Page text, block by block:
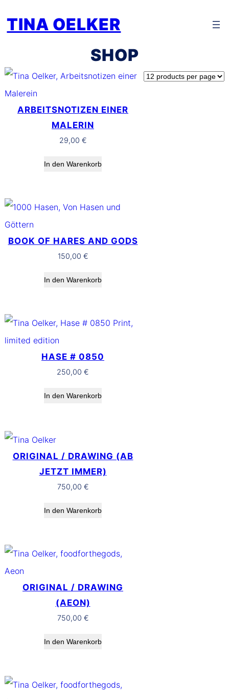
TINA OELKER
SHOP
ARBEITSNOTIZEN EINER
MALERIN
29,00 €
In den Warenkorb
BOOK OF HARES AND GODS
150,00 €
In den Warenkorb
HASE # 0850
250,00 €
In den Warenkorb
ORIGINAL / DRAWING (AB
JETZT IMMER)
750,00 €
In den Warenkorb
ORIGINAL / DRAWING
(AEON)
750,00 €
In den Warenkorb